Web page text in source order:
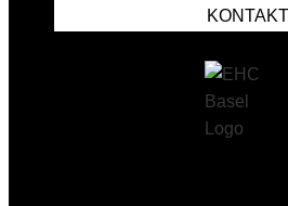
KONTAKT